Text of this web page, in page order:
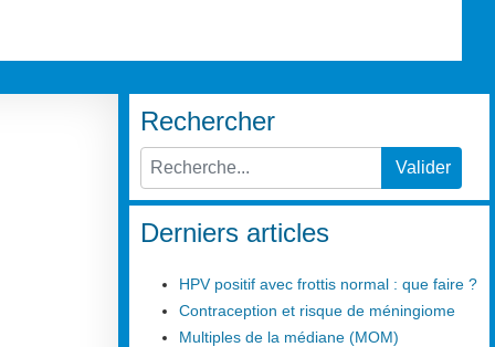
Rechercher
Type 2 or more characters for results.
Valider
Derniers articles
HPV positif avec frottis normal : que faire ?
Contraception et risque de méningiome
Multiples de la médiane (MOM)